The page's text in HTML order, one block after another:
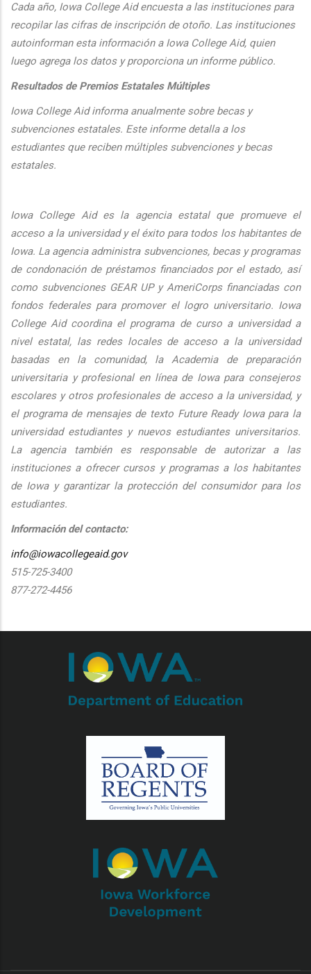
Cada año, Iowa College Aid encuesta a las instituciones para
recopilar las cifras de inscripción de otoño. Las instituciones
autoinforman esta información a Iowa College Aid, quien
luego agrega los datos y proporciona un informe público.
Resultados de Premios Estatales Múltiples
Iowa College Aid informa anualmente sobre becas y
subvenciones estatales. Este informe detalla a los
estudiantes que reciben múltiples subvenciones y becas
estatales.
Iowa College Aid es la agencia estatal que promueve el
acceso a la universidad y el éxito para todos los habitantes de
Iowa. La agencia administra subvenciones, becas y programas
de condonación de préstamos financiados por el estado, así
como subvenciones GEAR UP y AmeriCorps financiadas con
fondos federales para promover el logro universitario. Iowa
College Aid coordina el programa de curso a universidad a
nivel estatal, las redes locales de acceso a la universidad
basadas en la comunidad, la Academia de preparación
universitaria y profesional en línea de Iowa para consejeros
escolares y otros profesionales de acceso a la universidad, y
el programa de mensajes de texto Future Ready Iowa para la
universidad estudiantes y nuevos estudiantes universitarios.
La agencia también es responsable de autorizar a las
instituciones a ofrecer cursos y programas a los habitantes
de Iowa y garantizar la protección del consumidor para los
estudiantes.
Información del contacto:
info@iowacollegeaid.gov
515-725-3400
877-272-4456